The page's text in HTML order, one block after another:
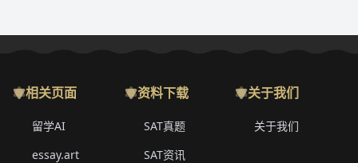
相关页面
留学AI
essay.art
资料下载
SAT真题
SAT资讯
关于我们
关于我们